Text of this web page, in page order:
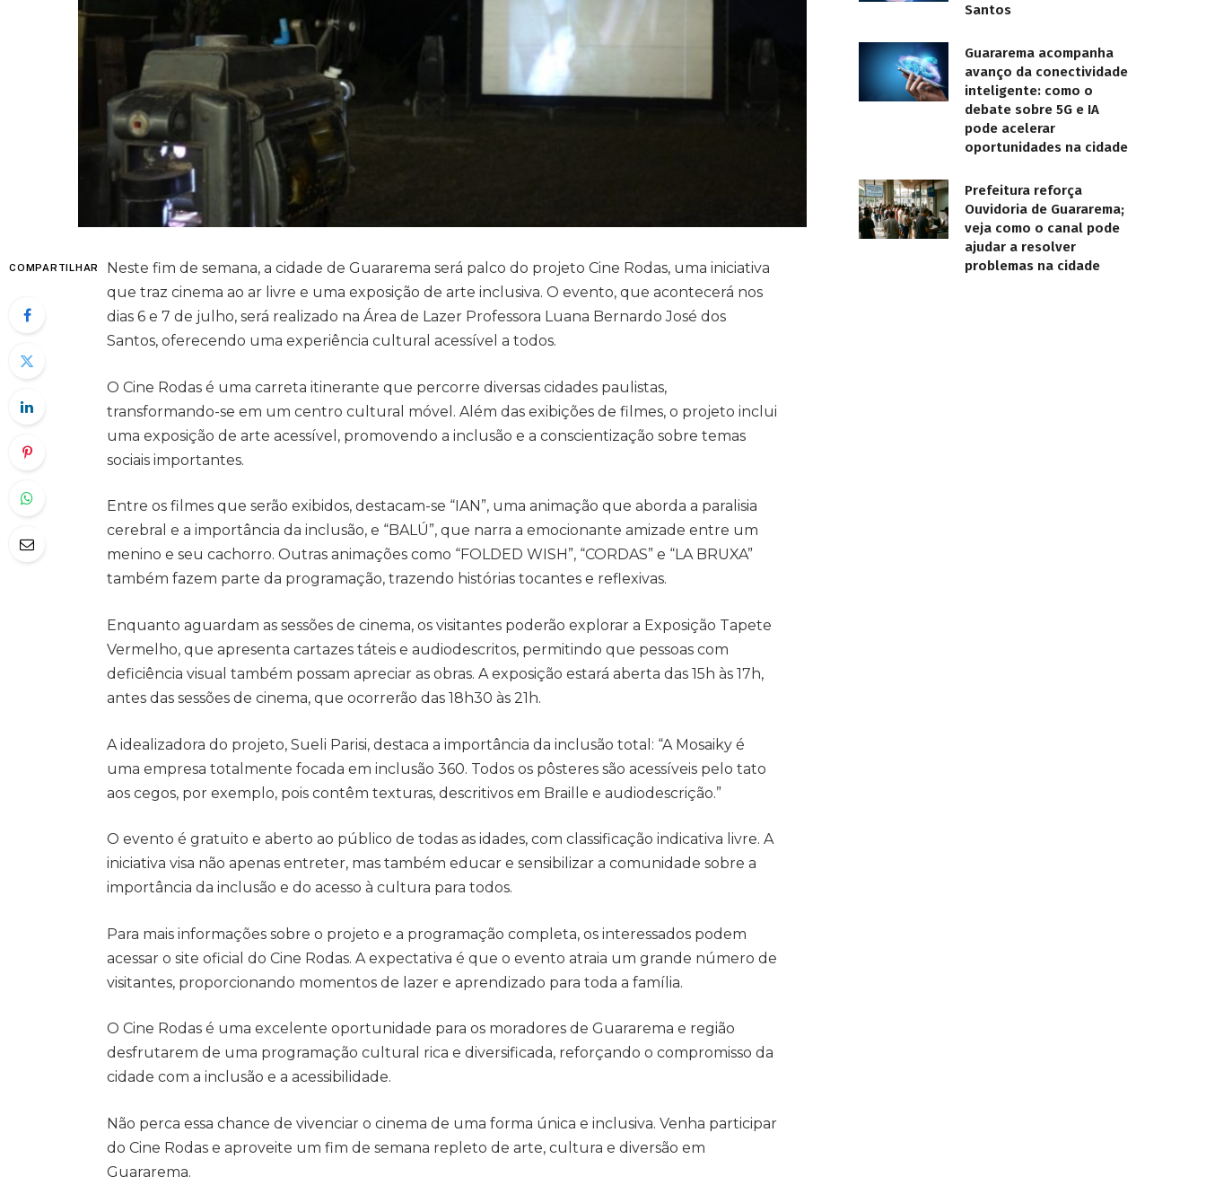
COMPARTILHAR
Neste fim de semana, a cidade de Guararema será palco do projeto Cine Rodas, uma iniciativa
que traz cinema ao ar livre e uma exposição de arte inclusiva. O evento, que acontecerá nos
dias 6 e 7 de julho, será realizado na Área de Lazer Professora Luana Bernardo José dos
Santos, oferecendo uma experiência cultural acessível a todos.
O Cine Rodas é uma carreta itinerante que percorre diversas cidades paulistas,
transformando-se em um centro cultural móvel. Além das exibições de filmes, o projeto inclui
uma exposição de arte acessível, promovendo a inclusão e a conscientização sobre temas
sociais importantes.
Entre os filmes que serão exibidos, destacam-se “IAN”, uma animação que aborda a paralisia
cerebral e a importância da inclusão, e “BALÚ”, que narra a emocionante amizade entre um
menino e seu cachorro. Outras animações como “FOLDED WISH”, “CORDAS” e “LA BRUXA”
também fazem parte da programação, trazendo histórias tocantes e reflexivas.
Enquanto aguardam as sessões de cinema, os visitantes poderão explorar a Exposição Tapete
Vermelho, que apresenta cartazes táteis e audiodescritos, permitindo que pessoas com
deficiência visual também possam apreciar as obras. A exposição estará aberta das 15h às 17h,
antes das sessões de cinema, que ocorrerão das 18h30 às 21h.
A idealizadora do projeto, Sueli Parisi, destaca a importância da inclusão total: “A Mosaiky é
uma empresa totalmente focada em inclusão 360. Todos os pôsteres são acessíveis pelo tato
aos cegos, por exemplo, pois contêm texturas, descritivos em Braille e audiodescrição.”
O evento é gratuito e aberto ao público de todas as idades, com classificação indicativa livre. A
iniciativa visa não apenas entreter, mas também educar e sensibilizar a comunidade sobre a
importância da inclusão e do acesso à cultura para todos.
Para mais informações sobre o projeto e a programação completa, os interessados podem
acessar o site oficial do Cine Rodas. A expectativa é que o evento atraia um grande número de
visitantes, proporcionando momentos de lazer e aprendizado para toda a família.
O Cine Rodas é uma excelente oportunidade para os moradores de Guararema e região
desfrutarem de uma programação cultural rica e diversificada, reforçando o compromisso da
cidade com a inclusão e a acessibilidade.
Não perca essa chance de vivenciar o cinema de uma forma única e inclusiva. Venha participar
do Cine Rodas e aproveite um fim de semana repleto de arte, cultura e diversão em
Guararema.
Santos
Guararema acompanha
avanço da conectividade
inteligente: como o
debate sobre 5G e IA
pode acelerar
oportunidades na cidade
Prefeitura reforça
Ouvidoria de Guararema;
veja como o canal pode
ajudar a resolver
problemas na cidade